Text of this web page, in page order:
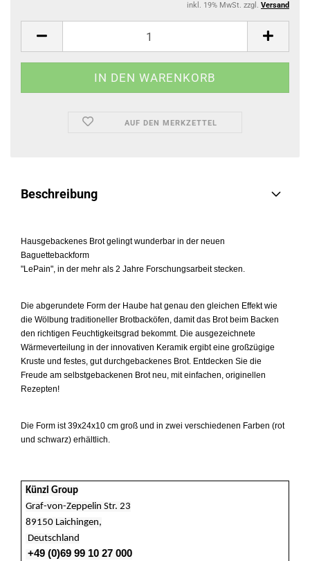
inkl. 19% MwSt. zzgl. Versand
AUF DEN MERKZETTEL
Beschreibung
Hausgebackenes Brot gelingt wunderbar in der neuen
Baguettebackform
"LePain", in der mehr als 2 Jahre Forschungsarbeit stecken.
Die abgerundete Form der Haube hat genau den gleichen Effekt wie
die Wölbung traditioneller Brotbacköfen, damit das Brot beim Backen
den richtigen Feuchtigkeitsgrad bekommt. Die ausgezeichnete
Wärmeverteilung in der innovativen Keramik ergibt eine großzügige
Kruste und festes, gut durchgebackenes Brot. Entdecken Sie die
Freude am selbstgebackenen Brot neu, mit einfachen, originellen
Rezepten!
Die Form ist39x24x10 cm groß und in zwei verschiedenen Farben (rot
und schwarz) erhältlich.
Künzi Group
Graf-von-Zeppelin Str. 23
89150 Laichingen,
Deutschland
+49 (0)69 99 10 27 000